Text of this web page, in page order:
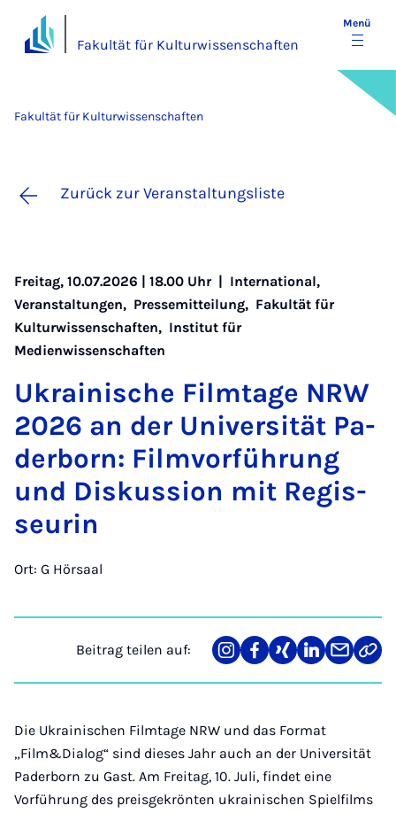
Fakultät für Kulturwissenschaften
Menü
Fakultät für Kulturwissenschaften
Zurück zur Veranstaltungsliste
Freitag, 10.07.2026 | 18.00 Uhr | International,
Veranstaltungen, Pressemitteilung, Fakultät für
Kulturwissenschaften, Institut für
Medienwissenschaften
Uk­rai­ni­sche Film­ta­ge NRW
2026 an der Uni­ver­si­tät Pa­
der­born: Film­vor­füh­rung
und Dis­kus­si­on mit Re­gis­
seu­rin
Ort: G Hörsaal
Beitrag teilen auf:
Teilen
auf
Teilen
auf
Teilen
auf
Teilen
auf
Teilen
über
Link
Die Ukrainischen Filmtage NRW und das Format
„Film&Dialog“ sind dieses Jahr auch an der Universität
Paderborn zu Gast. Am Freitag, 10. Juli, findet eine
Vorführung des preisgekrönten ukrainischen Spielfilms